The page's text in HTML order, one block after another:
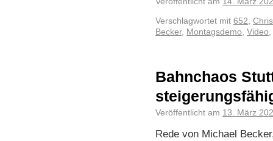
Verschlagwortet mit 652,
Becker, Montagsdemo, Video,
Bahnchaos
Veröffentlicht am 13. März
Rede von Michael